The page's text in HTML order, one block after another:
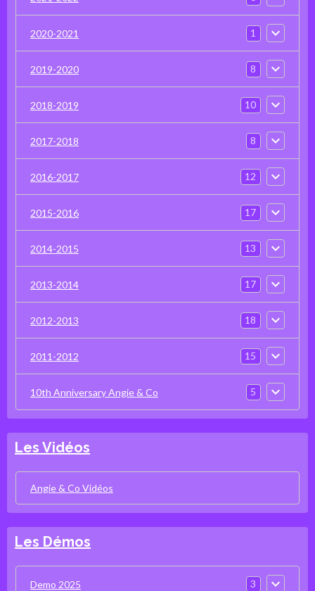
2020-2021 1
2019-2020 8
2018-2019 10
2017-2018 8
2016-2017 12
2015-2016 17
2014-2015 13
2013-2014 17
2012-2013 18
2011-2012 15
10th Anniversary Angie & Co 5
Les Vidéos
Angie & Co Vidéos
Les Démos
Demo 2025 3